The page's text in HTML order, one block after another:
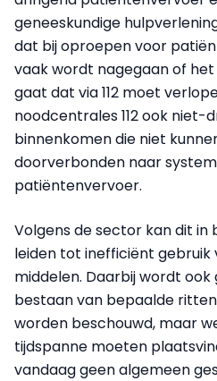
geneeskundige
dat bij oproepen voor
vaak wordt nagegaan of
gaat dat via 112 moet
noodcentrales 112 ook
binnenkomen die niet
doorverbonden naar
patiëntenvervoer.
Volgens de sector kan dit in
leiden tot inefficiënt gebruik
middelen. Daarbij wordt
bestaan van bepaalde
worden beschouwd, maar
tijdspanne moeten
vandaag geen algemeen